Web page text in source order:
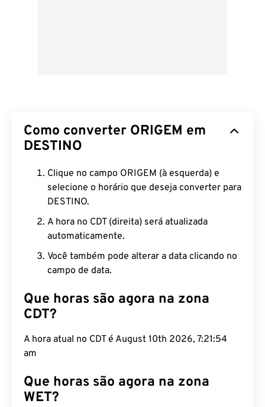
Como converter ORIGEM em
DESTINO
Clique no campo ORIGEM (à esquerda) e
selecione o horário que deseja converter para
DESTINO.
A hora no CDT (direita) será atualizada
automaticamente.
Você também pode alterar a data clicando no
campo de data.
Que horas são agora na zona
CDT?
A hora atual no CDT é August 10th 2026, 7:21:55
am
Que horas são agora na zona
WET?